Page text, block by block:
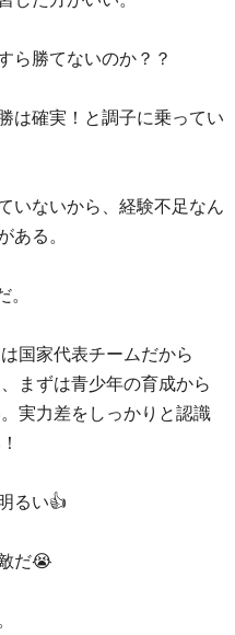
ら勝てないのか？？
は確実！と調子に乗ってい
いないから、経験不足なん
ある。
。
国家代表チームだから
まずは青少年の育成から
実力差をしっかりと認識
るい👍️
だ😭